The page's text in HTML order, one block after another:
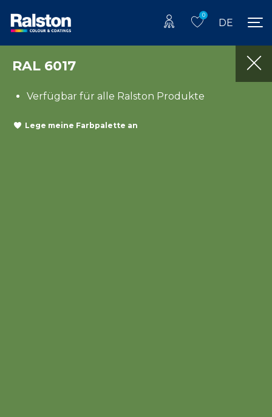
0
DE
RAL 6017
Verfügbar für alle Ralston Produkte
Lege meine Farbpalette an